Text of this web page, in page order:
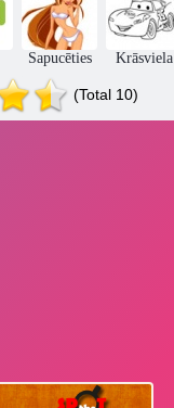
Atrodi atšķirību
Helovīnā
Sapucēties Krāsviela
(Total 10)